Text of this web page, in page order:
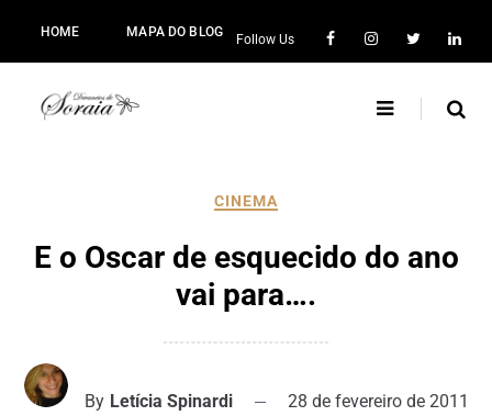
HOME MAPA DO BLOG
Follow Us
CINEMA
E o Oscar de esquecido do ano
vai para….
By Letícia Spinardi 28 de fevereiro de 2011